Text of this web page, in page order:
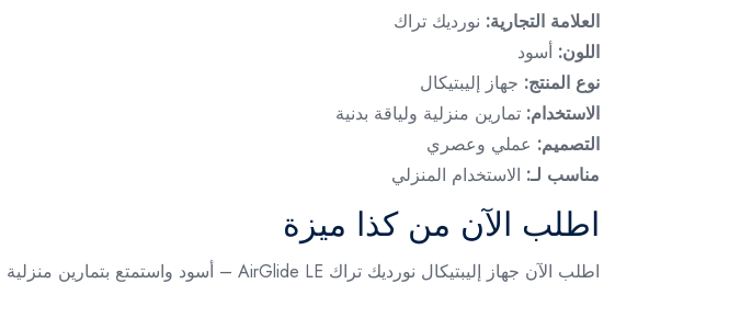
العلامة التجارية: نورديك تراك
اللون: أسود
نوع المنتج: جهاز إليبتيكال
الاستخدام: تمارين منزلية ولياقة بدنية
التصميم: عملي وعصري
مناسب لـ: الاستخدام المنزلي
اطلب الآن من كذا ميزة
اطلب الآن جهاز إليبتيكال نورديك تراك AirGlide LE – أسود واستمتع بتمارين منزلية مريحة تساعد على تحسين نشاطك ولياقتك البدنية يومياً، متوفر الآن لدى كذا ميزة.